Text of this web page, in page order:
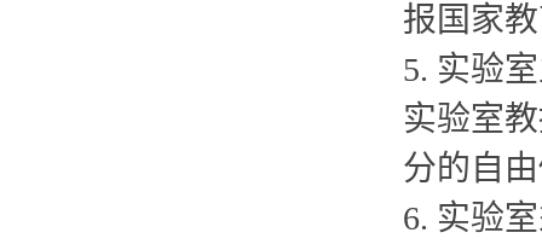
报国家
5. 实验
实验室
分的自
6. 实验